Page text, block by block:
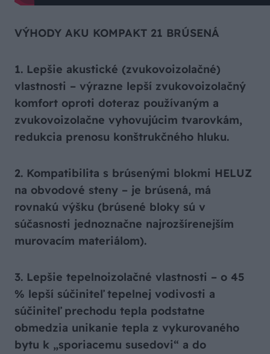
VÝHODY AKU KOMPAKT 21 BRÚSENÁ
1. Lepšie akustické (zvukovoizolačné)
vlastnosti – výrazne lepší zvukovoizolačný
komfort oproti doteraz používaným a
zvukovoizolačne vyhovujúcim tvarovkám,
redukcia prenosu konštrukčného hluku.
2. Kompatibilita s brúsenými blokmi HELUZ
na obvodové steny – je brúsená, má
rovnakú výšku (brúsené bloky sú v
súčasnosti jednoznačne najrozšírenejším
murovacím materiálom).
3. Lepšie tepelnoizolačné vlastnosti – o 45
% lepší súčiniteľ tepelnej vodivosti a
súčiniteľ prechodu tepla podstatne
obmedzia unikanie tepla z vykurovaného
bytu k „sporiacemu susedovi“ a do